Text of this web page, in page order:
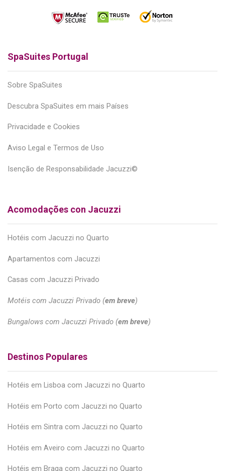
SpaSuites Portugal
Sobre SpaSuites
Descubra SpaSuites em mais Países
Privacidade e Cookies
Aviso Legal e Termos de Uso
Isenção de Responsabilidade Jacuzzi©
Acomodações con Jacuzzi
Hotéis com Jacuzzi no Quarto
Apartamentos com Jacuzzi
Casas com Jacuzzi Privado
Motéis com Jacuzzi Privado (em breve)
Bungalows com Jacuzzi Privado (em breve)
Destinos Populares
Hotéis em Lisboa com Jacuzzi no Quarto
Hotéis em Porto com Jacuzzi no Quarto
Hotéis em Sintra com Jacuzzi no Quarto
Hotéis em Aveiro com Jacuzzi no Quarto
Hotéis em Braga com Jacuzzi no Quarto